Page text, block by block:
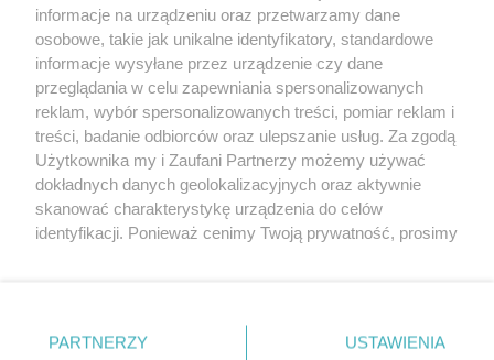
Zapamiętać?
Zaloguj
Zapomniałem hasła
Copyright © 2022 Kurier Szczeciński sp. z o.o.
informacje na urządzeniu oraz przetwarzamy dane
osobowe, takie jak unikalne identyfikatory, standardowe
informacje wysyłane przez urządzenie czy dane
przeglądania w celu zapewniania spersonalizowanych
reklam, wybór spersonalizowanych treści, pomiar reklam i
treści, badanie odbiorców oraz ulepszanie usług. Za zgodą
Użytkownika my i Zaufani Partnerzy możemy używać
dokładnych danych geolokalizacyjnych oraz aktywnie
skanować charakterystykę urządzenia do celów
identyfikacji. Ponieważ cenimy Twoją prywatność, prosimy
prywatności znajdujący się w lewym dolnym rogu strony
. Niektóre rodzaje przetwarzania danych nie wymagają
PARTNERZY USTAWIENIA